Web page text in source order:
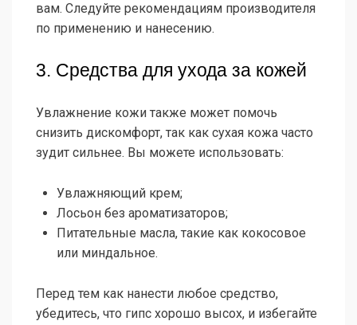
вам. Следуйте рекомендациям производителя
по применению и нанесению.
3. Средства для ухода за кожей
Увлажнение кожи также может помочь
снизить дискомфорт, так как сухая кожа часто
зудит сильнее. Вы можете использовать:
Увлажняющий крем;
Лосьон без ароматизаторов;
Питательные масла, такие как кокосовое
или миндальное.
Перед тем как нанести любое средство,
убедитесь, что гипс хорошо высох, и избегайте